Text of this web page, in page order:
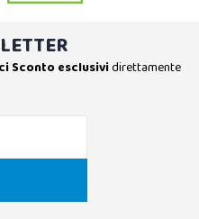
Sconto esclusividirettamente